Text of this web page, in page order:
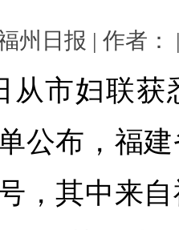
州日报 | 作者：
从市妇联获
公布，福
，其中来